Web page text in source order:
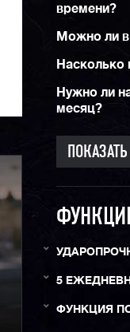
времени?
Можно ли в
Насколько
Нужно ли
месяц?
5
ФУНКЦИЯ